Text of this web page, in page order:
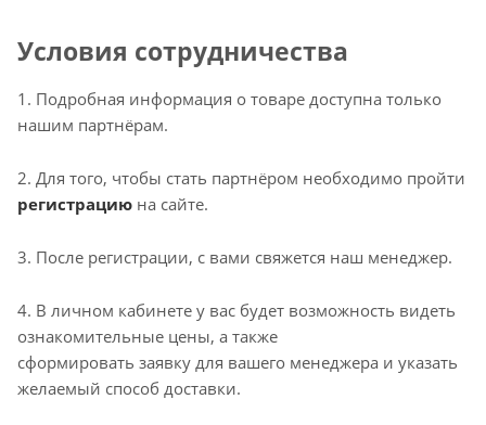
Условия сотрудничества
1. Подробная информация о товаре доступна только
нашим партнёрам.
2. Для того, чтобы стать партнёром необходимо пройти
регистрацию на сайте.
3. После регистрации, с вами свяжется наш менеджер.
4. В личном кабинете у вас будет возможность видеть
ознакомительные цены, а также
сформировать заявку для вашего менеджера и указать
желаемый способ доставки.